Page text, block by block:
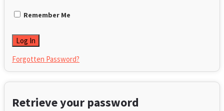
Remember Me
Forgotten Password?
Retrieve your password